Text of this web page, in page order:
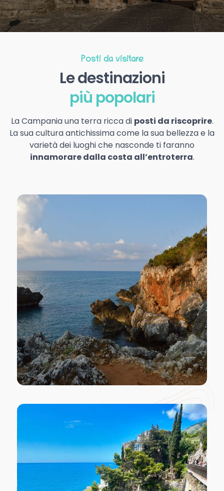
Posti da visitare
Le destinazioni
più popolari
La Campania una terra ricca di posti da riscoprire.
La sua cultura antichissima come la sua bellezza e la
varietà dei luoghi che nasconde ti faranno
innamorare dalla costa all’entroterra.